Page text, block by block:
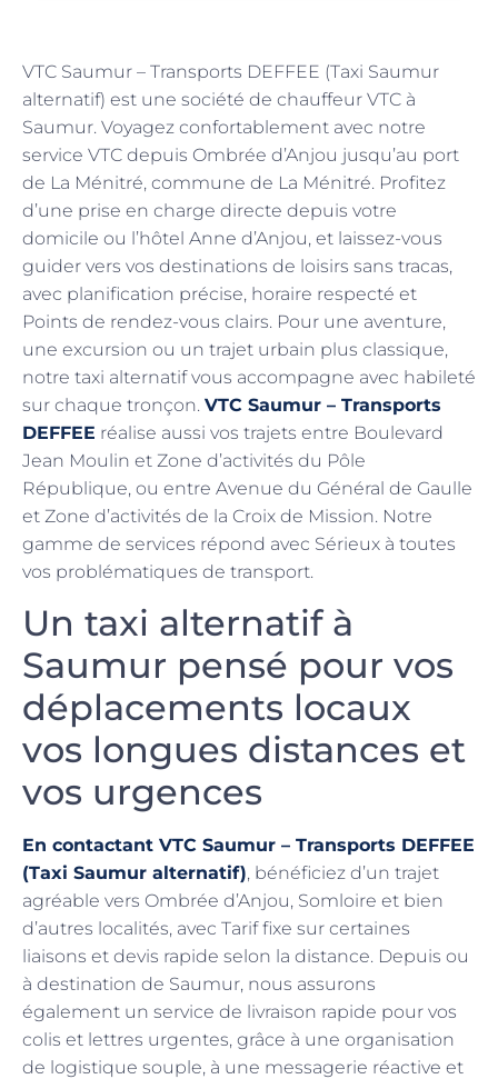
VTC Saumur – Transports DEFFEE (Taxi Saumur
alternatif) est une société de chauffeur VTC à
Saumur. Voyagez confortablement avec notre
service VTC depuis Ombrée d’Anjou jusqu’au port
de La Ménitré, commune de La Ménitré. Profitez
d’une prise en charge directe depuis votre
domicile ou l’hôtel Anne d’Anjou, et laissez-vous
guider vers vos destinations de loisirs sans tracas,
avec planification précise, horaire respecté et
Points de rendez-vous clairs. Pour une aventure,
une excursion ou un trajet urbain plus classique,
notre taxi alternatif vous accompagne avec habileté
sur chaque tronçon. VTC Saumur – Transports
DEFFEE réalise aussi vos trajets entre Boulevard
Jean Moulin et Zone d’activités du Pôle
République, ou entre Avenue du Général de Gaulle
et Zone d’activités de la Croix de Mission. Notre
gamme de services répond avec Sérieux à toutes
vos problématiques de transport.
Un taxi alternatif à
Saumur pensé pour vos
déplacements locaux
vos longues distances et
vos urgences
En contactant VTC Saumur – Transports DEFFEE
(Taxi Saumur alternatif), bénéficiez d’un trajet
agréable vers Ombrée d’Anjou, Somloire et bien
d’autres localités, avec Tarif fixe sur certaines
liaisons et devis rapide selon la distance. Depuis ou
à destination de Saumur, nous assurons
également un service de livraison rapide pour vos
colis et lettres urgentes, grâce à une organisation
de logistique souple, à une messagerie réactive et